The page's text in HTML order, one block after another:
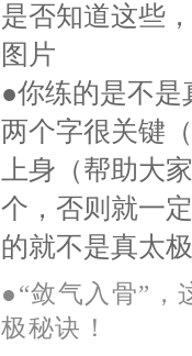
是否知道这些
图片
●你练的是不
两个字很关键
上身（帮助大
个，否则就一
的就不是真太
●“敛气入骨”，
极秘诀！